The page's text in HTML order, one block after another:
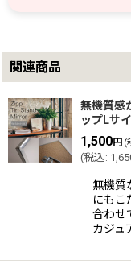
関連商品
無機質感
ップLサ
1,500円 (
(税込 :
無機質
にもこ
合わせ
カジュ